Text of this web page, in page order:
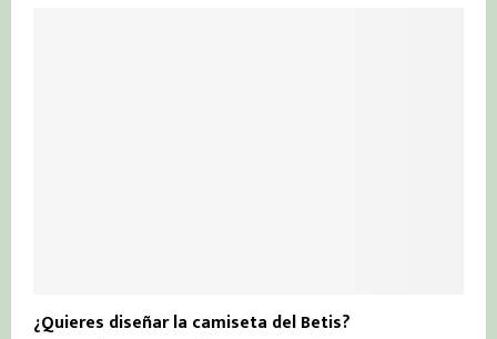
¿Quieres diseñar la camiseta del Betis?